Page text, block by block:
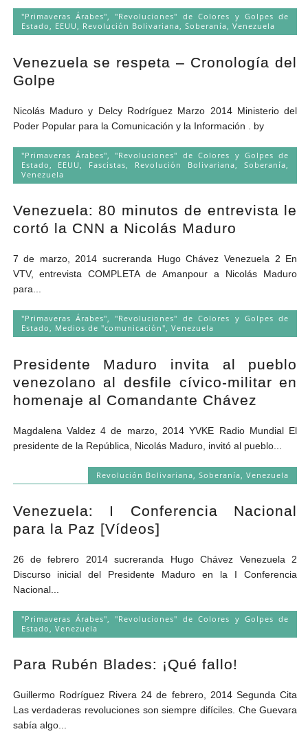
"Primaveras Árabes", "Revoluciones" de Colores y Golpes de
Estado
EEUU Revolución Bolivariana Soberanía Venezuela
Venezuela se respeta – Cronología del
Golpe
Nicolás Maduro y Delcy Rodríguez Marzo 2014 Ministerio del
Poder Popular para la Comunicación y la Información . by
"Primaveras Árabes", "Revoluciones" de Colores y Golpes de
Estado
EEUU Fascistas Revolución Bolivariana ,Soberanía
Venezuela
Venezuela: 80 minutos de entrevista le
cortó la CNN a Nicolás Maduro
7 de marzo, 2014 sucreranda Hugo Chávez Venezuela 2 En
VTV, entrevista COMPLETA de Amanpour a Nicolás Maduro
para...
"Primaveras Árabes", "Revoluciones" de Colores y Golpes de
Estado
Medios de "comunicación" Venezuela
Presidente Maduro invita al pueblo
venezolano al desfile cívico-militar en
homenaje al Comandante Chávez
Magdalena Valdez 4 de marzo, 2014 YVKE Radio Mundial El
presidente de la República, Nicolás Maduro, invitó al pueblo...
Revolución Bolivariana ,Soberanía ,Venezuela
Venezuela: I Conferencia Nacional
para la Paz [Vídeos]
26 de febrero 2014 sucreranda Hugo Chávez Venezuela 2
Discurso inicial del Presidente Maduro en la I Conferencia
Nacional...
"Primaveras Árabes", "Revoluciones" de Colores y Golpes de
Estado
Venezuela
Para Rubén Blades: ¡Qué fallo!
Guillermo Rodríguez Rivera 24 de febrero, 2014 Segunda Cita
Las verdaderas revoluciones son siempre difíciles. Che Guevara
sabía algo...